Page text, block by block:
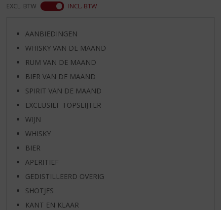
EXCL. BTW INCL. BTW
AANBIEDINGEN
WHISKY VAN DE MAAND
RUM VAN DE MAAND
BIER VAN DE MAAND
SPIRIT VAN DE MAAND
EXCLUSIEF TOPSLIJTER
WIJN
WHISKY
BIER
APERITIEF
GEDISTILLEERD OVERIG
SHOTJES
KANT EN KLAAR